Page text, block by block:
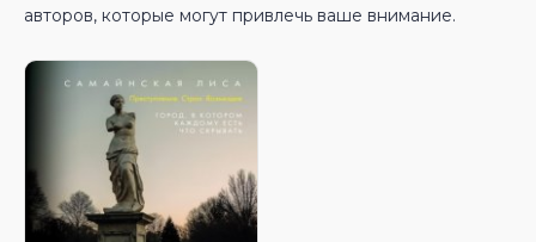
авторов, которые могут привлечь ваше внимание.